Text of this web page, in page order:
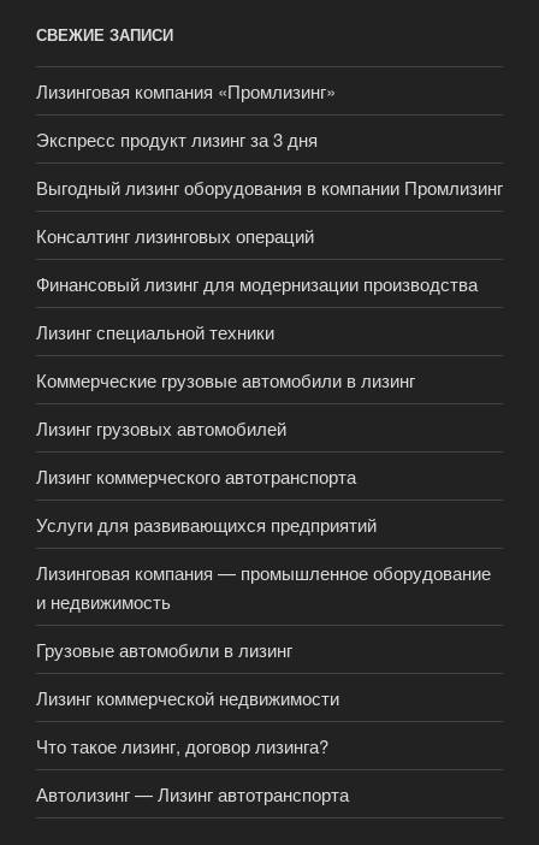
СВЕЖИЕ ЗАПИСИ
Лизинговая компания «Промлизинг»
Экспресс продукт лизинг за 3 дня
Выгодный лизинг оборудования в компании Промлизинг
Консалтинг лизинговых операций
Финансовый лизинг для модернизации производства
Лизинг специальной техники
Коммерческие грузовые автомобили в лизинг
Лизинг грузовых автомобилей
Лизинг коммерческого автотранспорта
Услуги для развивающихся предприятий
Лизинговая компания — промышленное оборудование
и недвижимость
Грузовые автомобили в лизинг
Лизинг коммерческой недвижимости
Что такое лизинг, договор лизинга?
Автолизинг — Лизинг автотранспорта